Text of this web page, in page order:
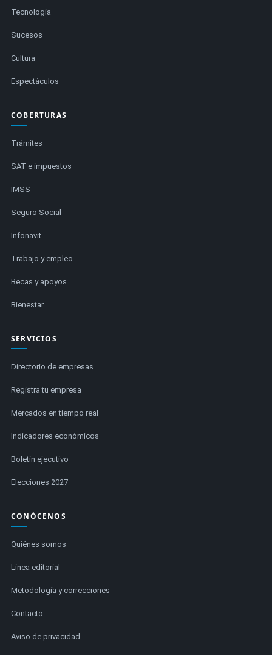
Tecnología
Sucesos
Cultura
Espectáculos
COBERTURAS
Trámites
SAT e impuestos
IMSS
Seguro Social
Infonavit
Trabajo y empleo
Becas y apoyos
Bienestar
SERVICIOS
Directorio de empresas
Registra tu empresa
Mercados en tiempo real
Indicadores económicos
Boletín ejecutivo
Elecciones 2027
CONÓCENOS
Quiénes somos
Línea editorial
Metodología y correcciones
Contacto
Aviso de privacidad